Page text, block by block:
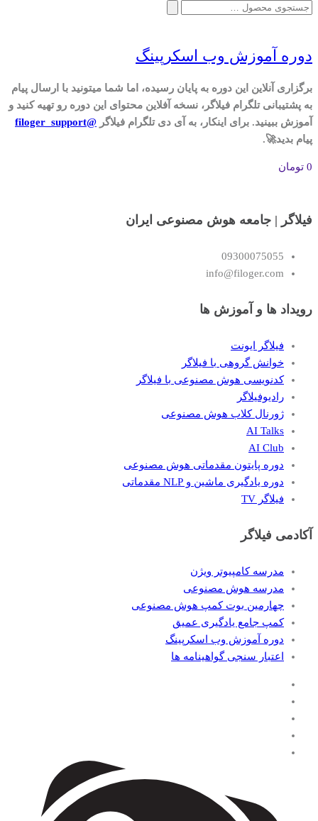
جستجو
دوره آموزش وب اسکرپینگ
برگزاری آنلاین این دوره به پایان رسیده، اما شما میتونید با ارسال پیام
به پشتیبانی تلگرام فیلاگر، نسخه آفلاین محتوای این دوره رو تهیه کنید و
آموزش ببینید. برای اینکار، به آی دی تلگرام فیلاگر @filoger_support
پیام بدید🚀.
0 تومان
فیلاگر | جامعه هوش مصنوعی ایران
09300075055
info@filoger.com
رویداد ها و آموزش ها
فیلاگر ایونت
خوانش گروهی با فیلاگر
کدنویسی هوش مصنوعی با فیلاگر
رادیوفیلاگر
ژورنال کلاب هوش مصنوعی
AI Talks
AI Club
دوره پایتون مقدماتی هوش مصنوعی
دوره یادگیری ماشین و NLP مقدماتی
فیلاگر TV
آکادمی فیلاگر
مدرسه کامپیوتر ویژن
مدرسه هوش مصنوعی
چهارمین بوت کمپ هوش مصنوعی
کمپ جامع یادگیری عمیق
دوره آموزش وب اسکرپینگ
اعتبار سنجی گواهینامه ها